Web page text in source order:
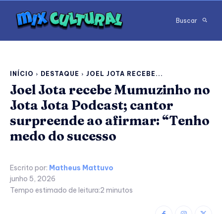
Buscar
INÍCIO DESTAQUE JOEL JOTA RECEBE...
Joel Jota recebe Mumuzinho no
Jota Jota Podcast; cantor
surpreende ao afirmar: “Tenho
medo do sucesso
Escrito por: Matheus Mattuvo
junho 5, 2026
Tempo estimado de leitura:2 minutos